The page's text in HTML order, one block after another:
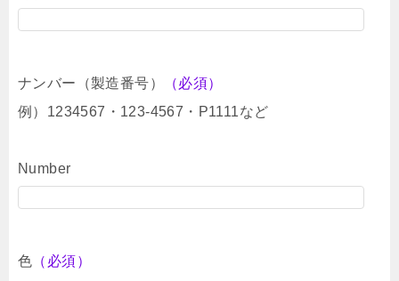
ナンバー（製造番号）
（必須）
例）1234567・123-4567・P1111など
Number
色 （必須）